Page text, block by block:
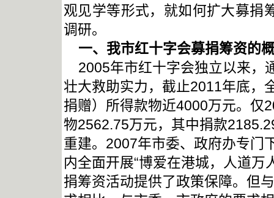
观见学等形式，就如何扩大募捐
调研。
一、我市红十字会募捐筹资的
2005年市红十字会独立以来，
壮大救助实力，截止2011年底，
捐赠）所得款物近4000万元。仅
物2562.75万元，其中捐款
重建。 2007年市委、政府办专门
内全面开展“博爱在港城，人道
捐筹资活动提供了政策保障。但